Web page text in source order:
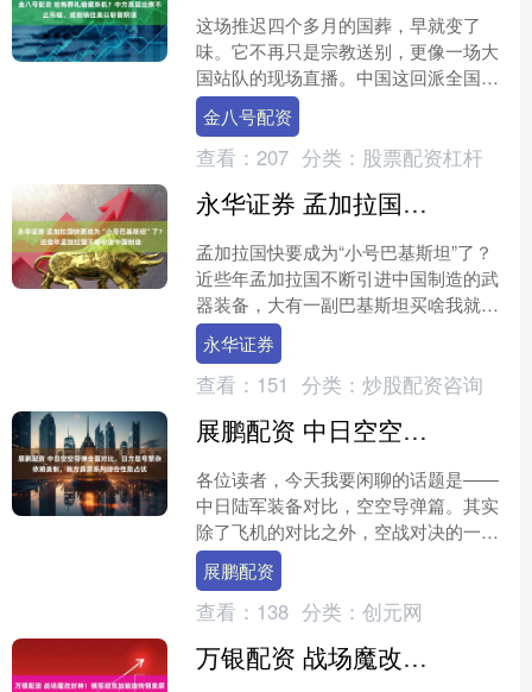
这场推迟四个多月的国葬，早就变了
味。它不再只是宗教送别，更像一场大
国站队的现场直播。中国这回派全国人
大常委会副委员长何维过去，绝不是简
单走个过场。 德黑兰街头挂....
金八号配资
查看： 207 分类： 股票配资杠杆
永华证券 孟加拉国快要成为“小号巴基斯坦”了？ 近些年孟加拉国不断引进中国制造
孟加拉国快要成为“小号巴基斯坦”了？
近些年孟加拉国不断引进中国制造的武
器装备，大有一副巴基斯坦买啥我就买
啥的架势，巴基斯坦有枭龙战斗机，孟
加拉国也引进了枭龙战....
永华证券
查看： 151 分类： 炒股配资咨询
展鹏配资 中日空空导弹全面对比，日方型号繁杂依赖美制，我方霹雳系列综合性能占优
各位读者，今天我要闲聊的话题是——
中日陆军装备对比，空空导弹篇。其实
除了飞机的对比之外，空战对决的一个
关键因素还是空空导弹，那是最尖锐的
矛，空战除了比谁的眼睛看....
展鹏配资
查看： 138 分类： 创元网
万银配资 战场魔改封神！俄军坦克加装旋转钢索屏障，彻底破解FPV无人机攻顶绝杀